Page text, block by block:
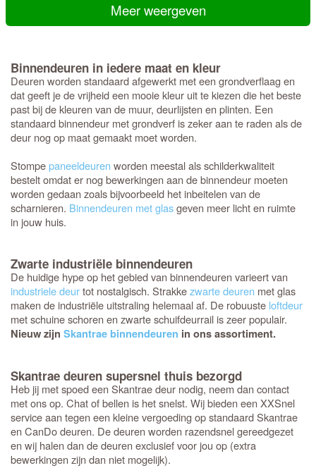
Meer weergeven
Binnendeuren in iedere maat en kleur
Deuren worden standaard afgewerkt met een grondverflaag en
dat geeft je de vrijheid een mooie kleur uit te kiezen die het beste
past bij de kleuren van de muur, deurlijsten en plinten. Een
standaard binnendeur met grondverf is zeker aan te raden als de
deur nog op maat gemaakt moet worden.
Stompepaneeldeuren worden meestal als schilderkwaliteit
bestelt omdat er nog bewerkingen aan de binnendeur moeten
worden gedaan zoals bijvoorbeeld het inbeitelen van de
scharnieren. Binnendeuren met glasgeven meer licht en ruimte
in jouw huis.
Zwarte industriële binnendeuren
De huidige hype op het gebied van binnendeuren varieert van
industriele deurtot nostalgisch. Strakkezwarte deuren met glas
maken de industriële uitstraling helemaal af. De robuuste loftdeur
met schuine schoren en zwarte schuifdeurrail is zeer populair.
Nieuw zijn Skantrae binnendeuren in ons assortiment.
Skantrae deuren supersnel thuis bezorgd
Heb jij met spoed een Skantrae deur nodig, neem dan contact
met ons op. Chat of bellen is het snelst. Wij bieden een XXSnel
service aan tegen een kleine vergoeding op standaard Skantrae
en CanDo deuren. De deuren worden razendsnel gereedgezet
en wij halen dan de deuren exclusief voor jou op (extra
bewerkingen zijn dan niet mogelijk).